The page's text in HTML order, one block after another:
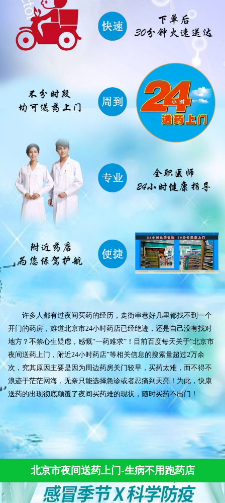
许多人都有过夜间买药的经历，走街串巷好几里都找不到一个
开门的药房，难道北京市24小时药店已经绝迹，还是自己没有找对
地方？不禁心生疑虑，感慨“一药难求”！目前百度每天关于“北京市
夜间送药上门，附近24小时药店”等相关信息的搜索量超过2万余
次，究其原因主要是因为周边药房关门较早，买药太难，而不得不
浪迹于茫茫网海，无奈只能选择急诊或者忍痛到天亮！为此，快康
送药的出现彻底颠覆了夜间买药难的现状，随时买药不出门！
北京市夜间送药上门-生病不用跑药店